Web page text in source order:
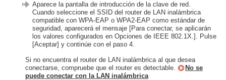
Aparece la pantalla de introducción de la clave de red.
Cuando seleccione el SSID del router de LAN inalámbrica
compatible con WPA-EAP o WPA2-EAP como estándar de
seguridad, aparecerá el mensaje [Para conectar, se aplicarán
los valores configurados en Opciones de IEEE 802.1X.]. Pulse
[Aceptar] y continúe con el paso 4.
Si no encuentra el router de LAN inalámbrica al que desea
conectarse, compruebe que el router es detectable.
No se
puede conectar con la LAN inalámbrica